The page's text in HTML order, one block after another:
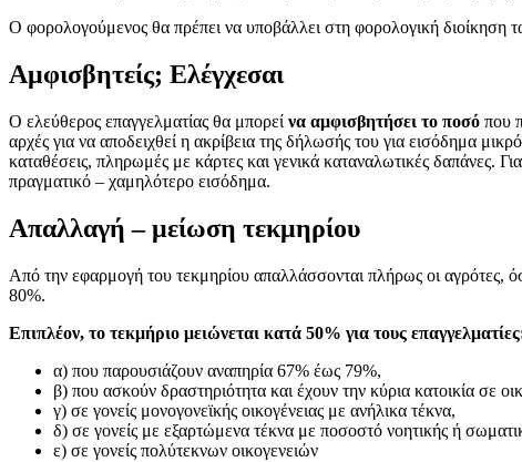
Ο φορολογούμενος θα πρέπει να υποβάλλει στη φορολογική διοίκηση
Αμφισβητείς; Ελέγχεσαι
Ο ελεύθερος επαγγελματίας θα μπορεί να αμφισβητήσει το ποσό που
αρχές για να αποδειχθεί η ακρίβεια της δήλωσής του για εισόδημα
καταθέσεις, πληρωμές με κάρτες και γενικά καταναλωτικές δαπάνες.
πραγματικό – χαμηλότερο εισόδημα.
Απαλλαγή – μείωση τεκμηρίου
Από την εφαρμογή του τεκμηρίου απαλλάσσονται πλήρως οι αγρότες,
80%.
Επιπλέον, το τεκμήριο μειώνεται κατά 50% για τους
α) που παρουσιάζουν αναπηρία 67% έως 79%,
β) που ασκούν δραστηριότητα και έχουν την κύρια κατοικία σε
γ) σε γονείς μονογονεϊκής οικογένειας με ανήλικα τέκνα,
δ) σε γονείς με εξαρτώμενα τέκνα με ποσοστό νοητικής ή
ε) σε γονείς πολύτεκνων οικογενειών